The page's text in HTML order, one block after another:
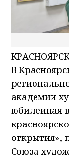
В
академии
юбилейная
открытия»,
Союза